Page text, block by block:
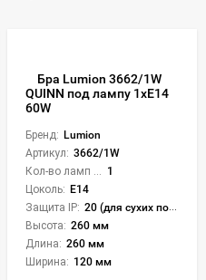
Бра Lumion 3662/1W
QUINN под лампу 1xE14
60W
Бренд: Lumion
Артикул: 3662/1W
Кол-во ламп или LED: 1
Цоколь: E14
Защита IP: 20 (для сухих пом.)
Высота: 260 мм
Длина: 260 мм
Ширина: 120 мм